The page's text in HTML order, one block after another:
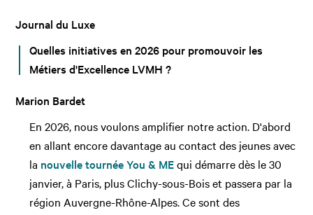
Journal du Luxe
Quelles initiatives en 2026 pour promouvoir les
Métiers d'Excellence LVMH ?
Marion Bardet
En 2026, nous voulons amplifier notre action. D'abord
en allant encore davantage au contact des jeunes avec
la nouvelle tournée You & MEqui démarre dès le 30
janvier, à Paris, plus Clichy-sous-Bois et passera par la
région Auvergne-Rhône-Alpes. Ce sont des